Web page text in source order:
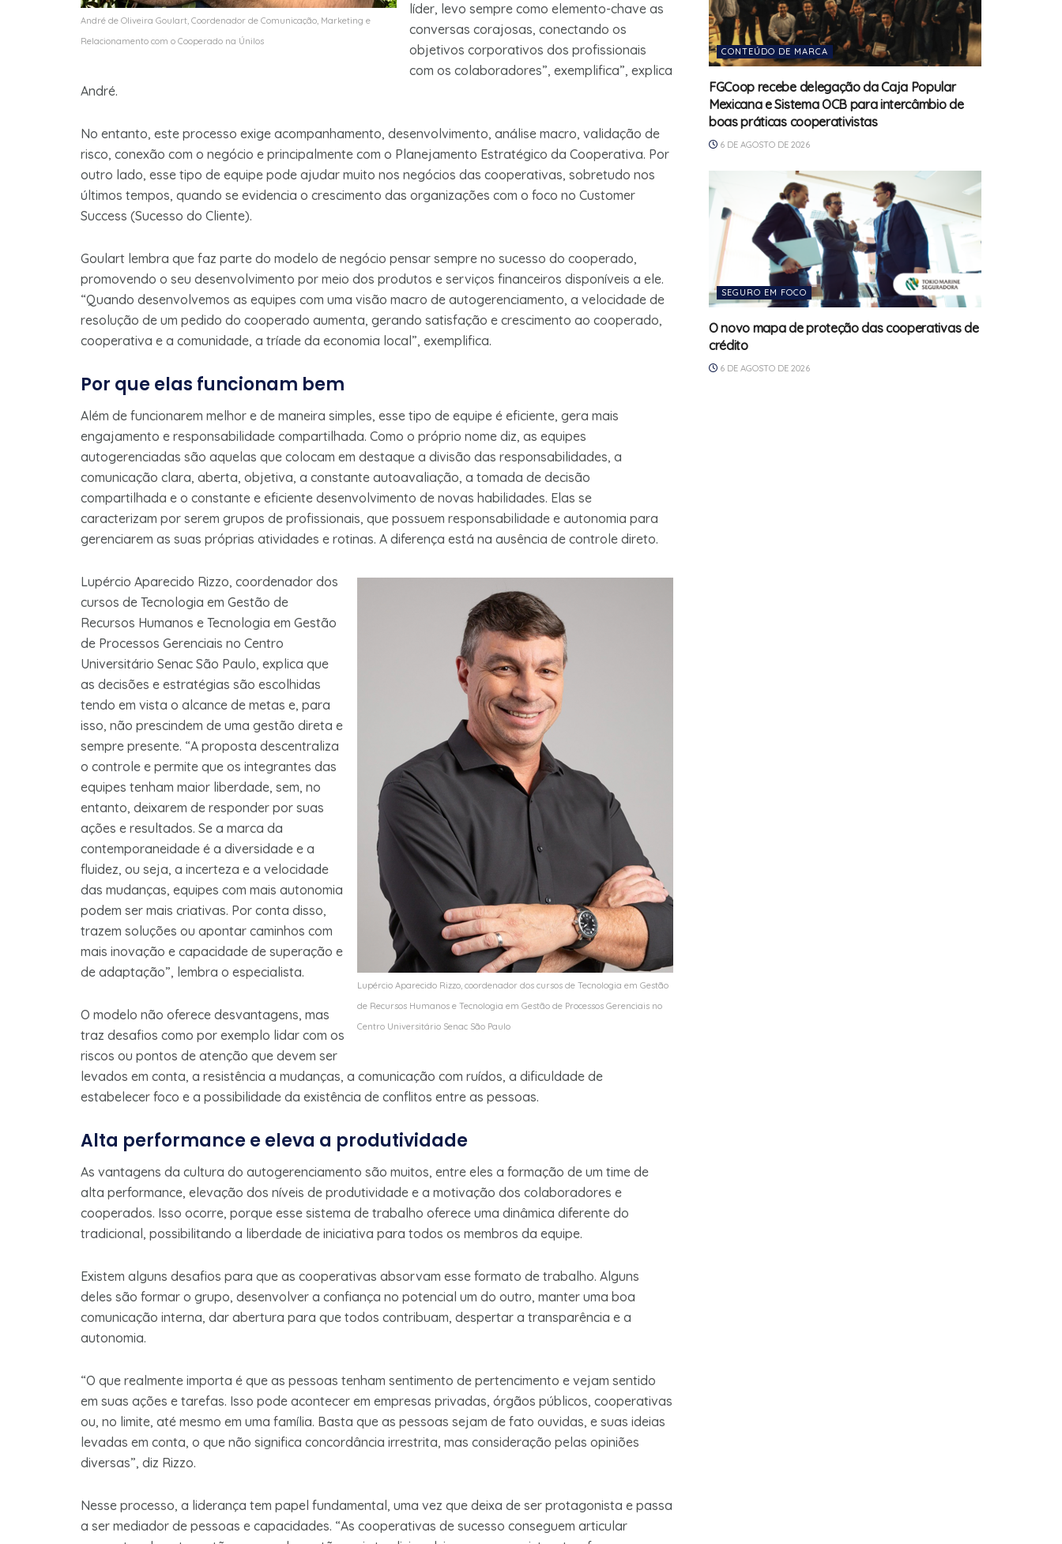
André de Oliveira Goulart, Coordenador de Comunicação, Marketing e
Relacionamento com o Cooperado na Únilos
líder, levo sempre como elemento-chave as
conversas corajosas, conectando os
objetivos corporativos dos profissionais
com os colaboradores”, exemplifica”, explica
André.
No entanto, este processo exige acompanhamento, desenvolvimento, análise macro, validação de
risco, conexão com o negócio e principalmente com o Planejamento Estratégico da Cooperativa. Por
outro lado, esse tipo de equipe pode ajudar muito nos negócios das cooperativas, sobretudo nos
últimos tempos, quando se evidencia o crescimento das organizações com o foco no Customer
Success (Sucesso do Cliente).
Goulart lembra que faz parte do modelo de negócio pensar sempre no sucesso do cooperado,
promovendo o seu desenvolvimento por meio dos produtos e serviços financeiros disponíveis a ele.
“Quando desenvolvemos as equipes com uma visão macro de autogerenciamento, a velocidade de
resolução de um pedido do cooperado aumenta, gerando satisfação e crescimento ao cooperado,
cooperativa e a comunidade, a tríade da economia local”, exemplifica.
Por que elas funcionam bem
Além de funcionarem melhor e de maneira simples, esse tipo de equipe é eficiente, gera mais
engajamento e responsabilidade compartilhada. Como o próprio nome diz, as equipes
autogerenciadas são aquelas que colocam em destaque a divisão das responsabilidades, a
comunicação clara, aberta, objetiva, a constante autoavaliação, a tomada de decisão
compartilhada e o constante e eficiente desenvolvimento de novas habilidades. Elas se
caracterizam por serem grupos de profissionais, que possuem responsabilidade e autonomia para
gerenciarem as suas próprias atividades e rotinas. A diferença está na ausência de controle direto.
Lupércio Aparecido Rizzo, coordenador dos cursos de Tecnologia em Gestão
de Recursos Humanos e Tecnologia em Gestão de Processos Gerenciais no
Centro Universitário Senac São Paulo
Lupércio Aparecido Rizzo, coordenador dos
cursos de Tecnologia em Gestão de
Recursos Humanos e Tecnologia em Gestão
de Processos Gerenciais no Centro
Universitário Senac São Paulo, explica que
as decisões e estratégias são escolhidas
tendo em vista o alcance de metas e, para
isso, não prescindem de uma gestão direta e
sempre presente. “A proposta descentraliza
o controle e permite que os integrantes das
equipes tenham maior liberdade, sem, no
entanto, deixarem de responder por suas
ações e resultados. Se a marca da
contemporaneidade é a diversidade e a
fluidez, ou seja, a incerteza e a velocidade
das mudanças, equipes com mais autonomia
podem ser mais criativas. Por conta disso,
trazem soluções ou apontar caminhos com
mais inovação e capacidade de superação e
de adaptação”, lembra o especialista.
O modelo não oferece desvantagens, mas
traz desafios como por exemplo lidar com os
riscos ou pontos de atenção que devem ser
levados em conta, a resistência a mudanças, a comunicação com ruídos, a dificuldade de
estabelecer foco e a possibilidade da existência de conflitos entre as pessoas.
Alta performance e eleva a produtividade
As vantagens da cultura do autogerenciamento são muitos, entre eles a formação de um time de
alta performance, elevação dos níveis de produtividade e a motivação dos colaboradores e
cooperados. Isso ocorre, porque esse sistema de trabalho oferece uma dinâmica diferente do
tradicional, possibilitando a liberdade de iniciativa para todos os membros da equipe.
Existem alguns desafios para que as cooperativas absorvam esse formato de trabalho. Alguns
deles são formar o grupo, desenvolver a confiança no potencial um do outro, manter uma boa
comunicação interna, dar abertura para que todos contribuam, despertar a transparência e a
autonomia.
“O que realmente importa é que as pessoas tenham sentimento de pertencimento e vejam sentido
em suas ações e tarefas. Isso pode acontecer em empresas privadas, órgãos públicos, cooperativas
ou, no limite, até mesmo em uma família. Basta que as pessoas sejam de fato ouvidas, e suas ideias
levadas em conta, o que não significa concordância irrestrita, mas consideração pelas opiniões
diversas”, diz Rizzo.
Nesse processo, a liderança tem papel fundamental, uma vez que deixa de ser protagonista e passa
a ser mediador de pessoas e capacidades. “As cooperativas de sucesso conseguem articular
CONTEÚDO DE MARCA
FGCoop recebe delegação da Caja Popular
Mexicana e Sistema OCB para intercâmbio de
boas práticas cooperativistas
6 DE AGOSTO DE 2026
SEGURO EM FOCO
O novo mapa de proteção das cooperativas de
crédito
6 DE AGOSTO DE 2026